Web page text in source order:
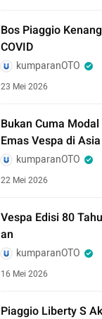
Bos Piaggio
COVID
kumparanOTO
23 Mei 2026
Bukan Cuma
Emas Vespa di Asia
kumparanOTO
22 Mei 2026
Vespa Edisi 80
an
kumparanOTO
16 Mei 2026
Piaggio Liberty S